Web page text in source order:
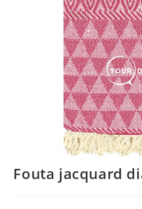
Fouta jacquard